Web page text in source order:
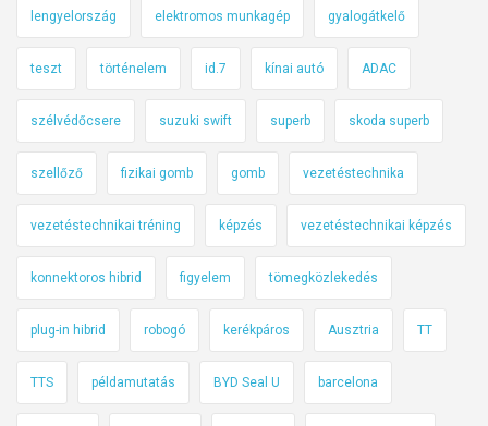
lengyelország elektromos munkagép gyalogátkelő
teszt történelem id.7 kínai autó ADAC
szélvédőcsere suzuki swift superb skoda superb
szellőző fizikai gomb gomb vezetéstechnika
vezetéstechnikai tréning képzés vezetéstechnikai képzés
konnektoros hibrid figyelem tömegközlekedés
plug-in hibrid robogó kerékpáros Ausztria TT
TTS példamutatás BYD Seal U barcelona